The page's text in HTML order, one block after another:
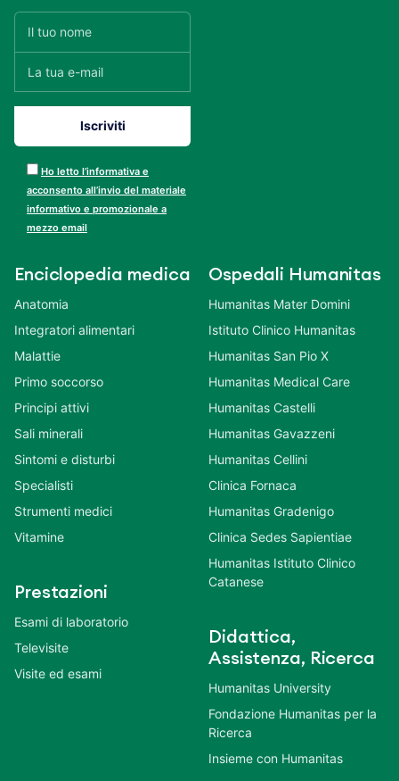
Ho letto l’informativa e
acconsento all’invio del materiale
informativo e promozionale a
mezzo email
Enciclopedia medica
Anatomia
Integratori alimentari
Malattie
Primo soccorso
Principi attivi
Sali minerali
Sintomi e disturbi
Specialisti
Strumenti medici
Vitamine
Prestazioni
Esami di laboratorio
Televisite
Visite ed esami
Ospedali Humanitas
Humanitas Mater Domini
Istituto Clinico Humanitas
Humanitas San Pio X
Humanitas Medical Care
Humanitas Castelli
Humanitas Gavazzeni
Humanitas Cellini
Clinica Fornaca
Humanitas Gradenigo
Clinica Sedes Sapientiae
Humanitas Istituto Clinico
Catanese
Didattica,
Assistenza, Ricerca
Humanitas University
Fondazione Humanitas per la
Ricerca
Insieme con Humanitas